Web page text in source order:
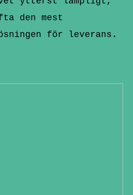
den mest
för leverans.